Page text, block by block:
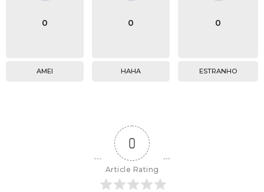
0
AMEI
0
HAHA
0
ESTRANHO
0
Article Rating